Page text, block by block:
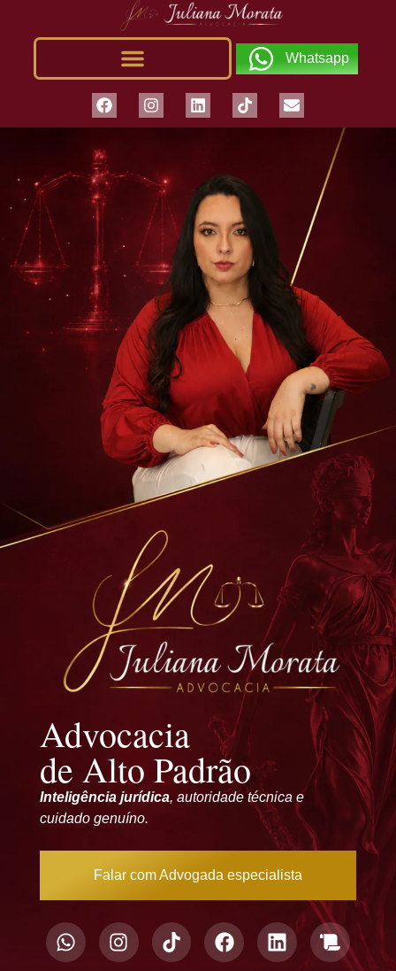
Whatsapp
Advocacia
de Alto Padrão
Inteligência jurídica, autoridade técnica e
cuidado genuíno.
Falar com Advogada especialista